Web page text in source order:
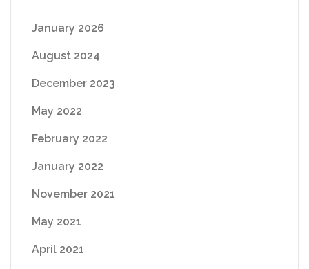
January 2026
August 2024
December 2023
May 2022
February 2022
January 2022
November 2021
May 2021
April 2021